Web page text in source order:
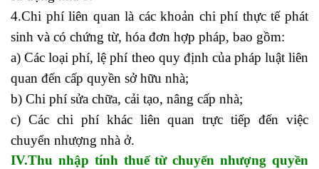
4.Chi phí liên quan là các khoản chi phí thực tế phát
sinh và có chứng từ, hóa đơn hợp pháp, bao gồm:
a) Các loại phí, lệ phí theo quy định của pháp luật liên
quan đến cấp quyền sở hữu nhà;
b) Chi phí sửa chữa, cải tạo, nâng cấp nhà;
c) Các chi phí khác liên quan trực tiếp đến việc
chuyển nhượng nhà ở.
IV.Thu nhập tính thuế từ chuyển nhượng quyền